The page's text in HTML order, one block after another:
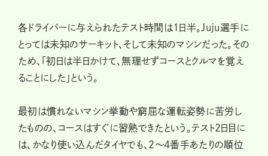
各ドライバーに与えられたテスト時間は1日半。Juju選手に
とっては未知のサーキット、そして未知のマシンだった。その
ため、「初日は半日かけて、無理せずコースとクルマを覚え
ることにした」という。
最初は慣れないマシン挙動や窮屈な運転姿勢に苦労し
たものの、コースはすぐに習熟できたという。テスト2日目に
は、かなり使い込んだタイヤでも、2〜4番手あたりの順位